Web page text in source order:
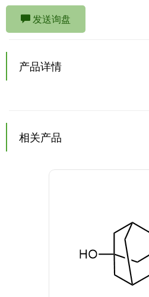
发送询盘
产品详情
相关产品